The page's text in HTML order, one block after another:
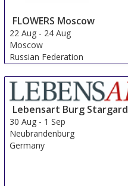
FLOWERS Moscow
22 Aug - 24 Aug
Moscow
Russian Federation
Lebensart Burg Stargard
30 Aug - 1 Sep
Neubrandenburg
Germany